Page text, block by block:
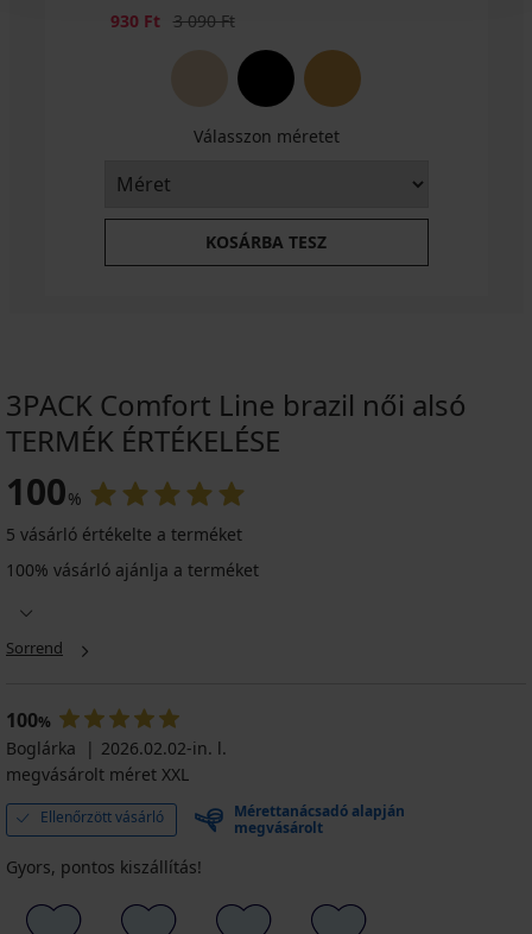
Kedvezmény
930 Ft Eredeti ár
3 090 Ft
Válasszon méretet
KOSÁRBA TESZ
3PACK Comfort Line brazil női alsó
TERMÉK ÉRTÉKELÉSE
100%
5 vásárló értékelte a terméket
100% vásárló ajánlja a terméket
Sorrend
100%
Boglárka
2026.02.02-in. l.
megvásárolt méret XXL
Ellenőrzött vásárló
Mérettanácsadó alapján
megvásárolt
Gyors, pontos kiszállítás!